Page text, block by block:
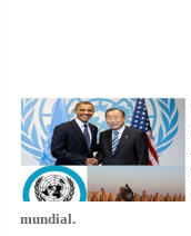
mundial.